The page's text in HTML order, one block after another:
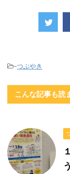
-つぶやき
こんな記事も読